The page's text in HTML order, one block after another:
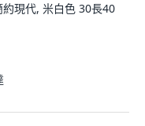
現代, 米白色 30長40